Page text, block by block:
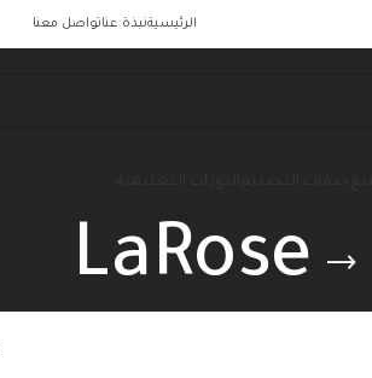
الرئيسيةنبذة عناتواصل معنا
LaRose